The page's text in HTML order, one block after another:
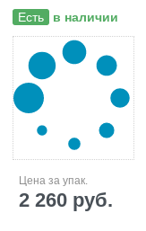
Есть в наличии
Цена за упак.
2 260 руб.